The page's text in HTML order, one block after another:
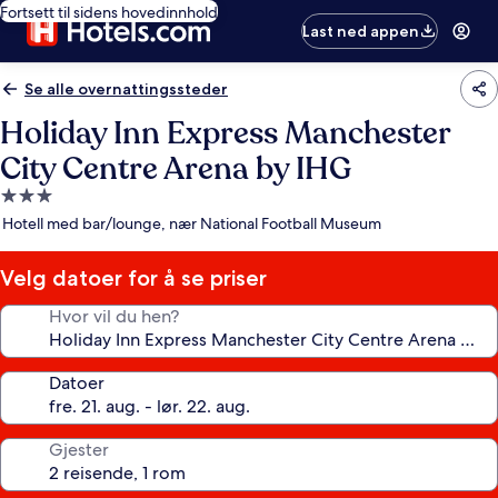
Fortsett til sidens hovedinnhold
Last ned appen
Se alle overnattingssteder
Holiday Inn Express Manchester
City Centre Arena by IHG
Overnattingssted
med
stjerner
Hotell med bar/lounge, nær National Football Museum
Velg datoer for å se priser
Hvor vil du hen?
Datoer
Gjester